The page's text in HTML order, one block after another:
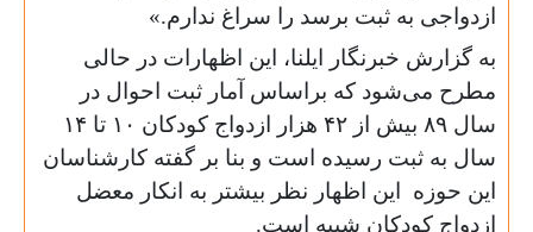
ازدواجی به ثبت برسد را سراغ ندارم.»
به گزارش خبرنگار ایلنا، این اظهارات در حالی
مطرح می‌شود که براساس آمار ثبت احوال در
سال ۸۹ بیش از ۴۲ هزار ازدواج کودکان ۱۰ تا ۱۴
سال به ثبت رسیده است و بنا بر گفته کارشناسان
این حوزه این اظهار نظر بیشتر به انکار معضل
ازدواج کودکان شبیه است.